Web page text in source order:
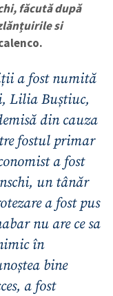
ZdG
făcută după
si
a fost numită
Lilia Buștiuc,
din cauza
fostul primar
a fost
un tânăr
a fost pus
nu are ce sa
în
bine
a fost